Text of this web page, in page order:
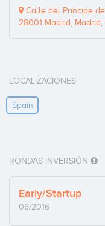
Calle del Príncipe
28001 Madrid, Madrid,
LOCALIZACIONES
Spain
RONDAS INVERSIÓN
Early/Startup
06/2016